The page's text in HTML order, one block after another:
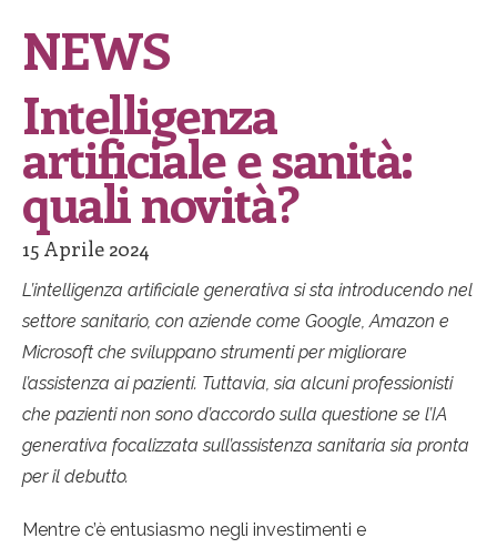
NEWS
Intelligenza
artificiale e sanità:
quali novità?
15 Aprile 2024
L’intelligenza artificiale generativa si sta introducendo nel
settore sanitario, con aziende come Google, Amazon e
Microsoft che sviluppano strumenti per migliorare
l’assistenza ai pazienti. Tuttavia, sia alcuni professionisti
che pazienti non sono d’accordo sulla questione se l’IA
generativa focalizzata sull’assistenza sanitaria sia pronta
per il debutto.
Mentre c’è entusiasmo negli investimenti e